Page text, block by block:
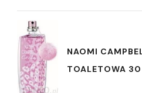
NAOMI
TOALETOWA 30